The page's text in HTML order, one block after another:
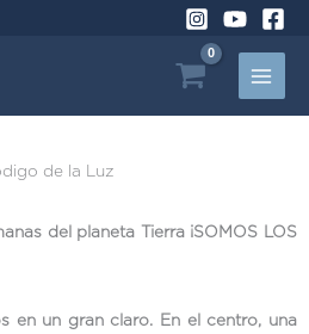
de la Luz
del planeta Tierra ¡SOMOS LOS
en un gran claro. En el centro, una